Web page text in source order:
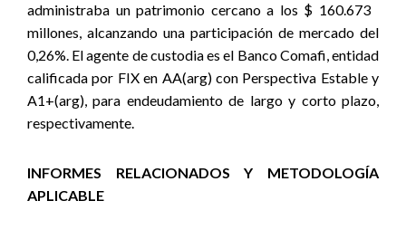
administraba un patrimonio cercano a los $ 160.673
millones, alcanzando una participación de mercado del
0,26%. El agente de custodia es el Banco Comafi, entidad
calificada por FIX en AA(arg) con Perspectiva Estable y
A1+(arg), para endeudamiento de largo y corto plazo,
respectivamente.
INFORMES RELACIONADOS Y METODOLOGÍA
APLICABLE